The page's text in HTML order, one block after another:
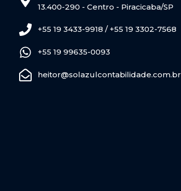
13.400-290 - Centro - Piracicaba/SP
+55 19 3433-9918 / +55 19 3302-7568
+55 19 99635-0093
heitor@solazulcontabilidade.com.br